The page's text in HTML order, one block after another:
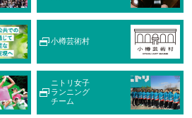
小樽芸術村
ニトリ女子
ランニング
チーム